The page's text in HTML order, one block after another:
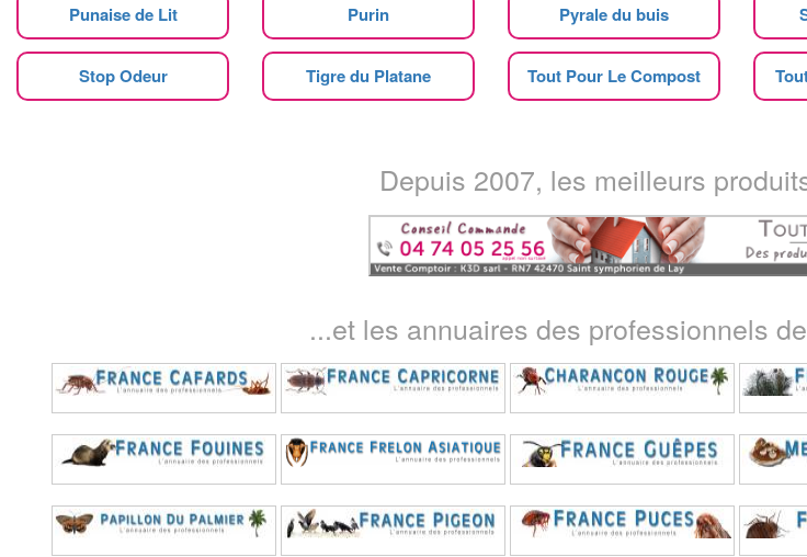
Punaise de Lit Purin Pyrale du buis
Stop Odeur Tigre du Platane Tout Pour Le Compost
Depuis 2007, les meilleurs
...et les annuaires des professionnels